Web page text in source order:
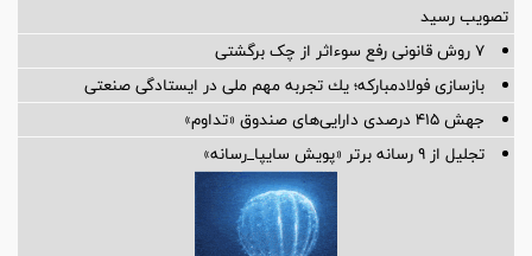
تصویب رسید
۷ روش قانونی رفع سوء‌اثر از چک برگشتی
بازسازی فولادمباركه؛ یك تجربه مهم ملی در ایستادگی صنعتی
جهش ۴۱۵ درصدی دارایی‌های صندوق «تداوم»
تجلیل از ۹ رسانه برتر «پویش سایپا_رسانه»